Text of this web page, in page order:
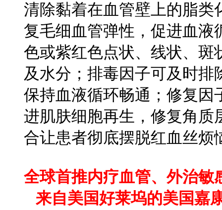
清除黏着在血管壁上的脂类
复毛细血管弹性，促进血
色或紫红色点状、线状、斑
及水分；排毒因子可及时
保持血液循环畅通；修复因
进肌肤细胞再生，修复角质
合让患者彻底摆脱红血丝烦
全球首推内疗血管、外治敏
来自美国好莱坞的美国嘉